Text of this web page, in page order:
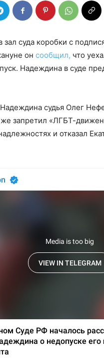
суда коробки с
он сообщил, что
Надеждина в суде
судья Олег
запретил «ЛГБТ-
и отказал